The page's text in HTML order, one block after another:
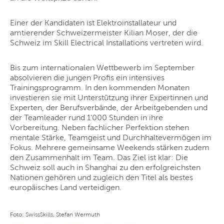
Einer der Kandidaten ist Elektroinstallateur und
amtierender Schweizermeister Kilian Moser, der die
Schweiz im Skill Electrical Installations vertreten wird.
Bis zum internationalen Wettbewerb im September
absolvieren die jungen Profis ein intensives
Trainingsprogramm. In den kommenden Monaten
investieren sie mit Unterstützung ihrer Expertinnen und
Experten, der Berufsverbände, der Arbeitgebenden und
der Teamleader rund 1'000 Stunden in ihre
Vorbereitung. Neben fachlicher Perfektion stehen
mentale Stärke, Teamgeist und Durchhaltevermögen im
Fokus. Mehrere gemeinsame Weekends stärken zudem
den Zusammenhalt im Team. Das Ziel ist klar: Die
Schweiz soll auch in Shanghai zu den erfolgreichsten
Nationen gehören und zugleich den Titel als bestes
europäisches Land verteidigen.
Foto: SwissSkills, Stefan Wermuth